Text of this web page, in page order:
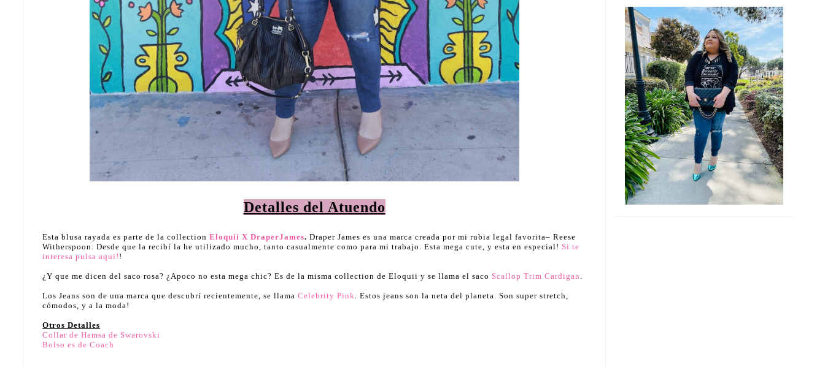
Detalles del Atuendo
Esta blusa rayada es parte de la collection Eloquii X DraperJames. Draper James es una marca creada por mi rubia legal favorita– Reese
Witherspoon. Desde que la recibí la he utilizado mucho, tanto casualmente como para mi trabajo. Esta mega cute, y esta en especial! Si te
interesa pulsa aqui! !
¿Y que me dicen del saco rosa? ¿Apoco no esta mega chic? Es de la misma collection de Eloquii y se llama el saco Scallop Trim Cardigan .
Los Jeans son de una marca que descubrí recientemente, se llama Celebrity Pink. Estos jeans son la neta del planeta. Son super stretch,
cómodos, y a la moda!
Otros Detalles
Collar de Hamsa de Swarovski
Bolso es de Coach